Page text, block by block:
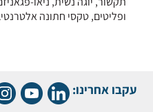
ופליטים, טקסי חתונה
עקבו אחרינו: